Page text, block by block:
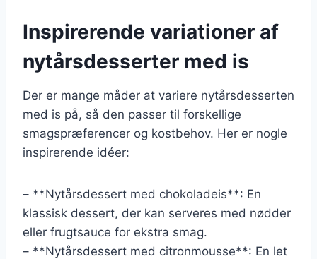
Inspirerende variationer af
nytårsdesserter med is
Der er mange måder at variere nytårsdesserten
med is på, så den passer til forskellige
smagspræferencer og kostbehov. Her er nogle
inspirerende idéer:
– **Nytårsdessert med chokoladeis**: En
klassisk dessert, der kan serveres med nødder
eller frugtsauce for ekstra smag.
– **Nytårsdessert med citronmousse**: En let